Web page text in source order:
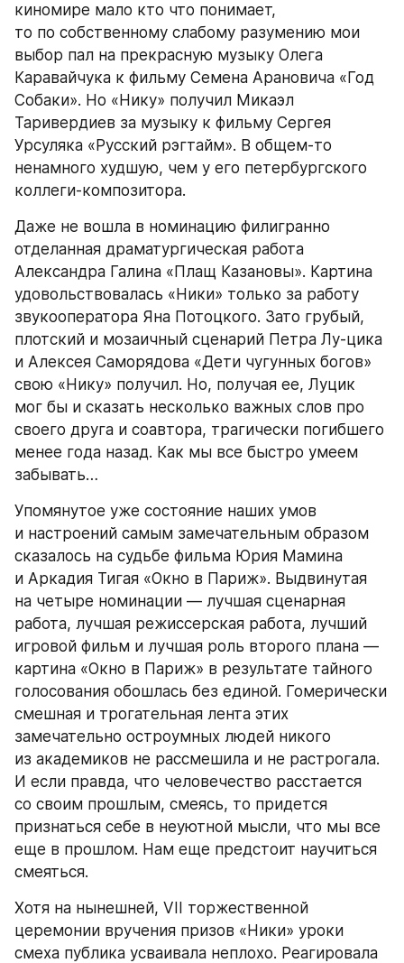
киномире мало кто что понимает,
то по собственному слабому разумению мои
выбор пал на прекрасную музыку Олега
Каравайчука к фильму Семена Арановича «Год
Собаки». Но «Нику» получил Микаэл
Таривердиев за музыку к фильму Сергея
Урсуляка «Русский рэгтайм». В общем-то
ненамного худшую, чем у его петербургского
коллеги-композитора.
Даже не вошла в номинацию филигранно
отделанная драматургическая работа
Александра Галина «Плащ Казановы». Картина
удовольствовалась «Ники» только за работу
звукооператора Яна Потоцкого. Зато грубый,
плотский и мозаичный сценарий Петра Лу-цика
и Алексея Саморядова «Дети чугунных богов»
свою «Нику» получил. Но, получая ее, Луцик
мог бы и сказать несколько важных слов про
своего друга и соавтора, трагически погибшего
менее года назад. Как мы все быстро умеем
забывать…
Упомянутое уже состояние наших умов
и настроений самым замечательным образом
сказалось на судьбе фильма Юрия Мамина
и Аркадия Тигая «Окно в Париж». Выдвинутая
на четыре номинации — лучшая сценарная
работа, лучшая режиссерская работа, лучший
игровой фильм и лучшая роль второго плана —
картина «Окно в Париж» в результате тайного
голосования обошлась без единой. Гомерически
смешная и трогательная лента этих
замечательно остроумных людей никого
из академиков не рассмешила и не растрогала.
И если правда, что человечество расстается
со своим прошлым, смеясь, то придется
признаться себе в неуютной мысли, что мы все
еще в прошлом. Нам еще предстоит научиться
смеяться.
Хотя на нынешней, VII торжественной
церемонии вручения призов «Ники» уроки
смеха публика усваивала неплохо. Реагировала